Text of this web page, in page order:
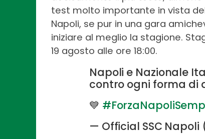
test molto importante in vista
Napoli, se pur in una gara
iniziare al meglio la stagione.
19 agosto alle ore 18:00.
Napoli e Nazionale
contro ogni forma di
💙
— Official SSC